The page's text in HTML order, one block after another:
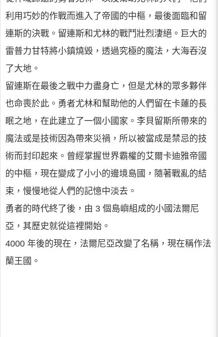
利用巧妙的作戰而進入了帝國的中樞，最後面臨和留
連斯的決戰。留連斯和尤林的戰鬥壯烈淒絕。巨大的
雷普力甘特將小鎮燒毀，透過究極的魔法，大海吞沒
了大地。
留連斯在最後之戰中力盡身亡，但是尤林的眾多夥伴
也命喪於此。勇者尤林和幫助他的人們留在卡蓮的長
眠之地，在此建立了一個小國家。李貝留斯所帶來的
魔法或是技術因為帶來災禍，所以被當成是禁忌的技
術而封印起來。曾經掌握世界霸權的艾爾卡迪雅帝國
的中樞，現在變成了小小的邊境島國，隨著戰亂的結
束，慢慢地從人們的記憶中淡去。
勇者的時代終了後，由 3 個島嶼組成的小國法爾尼
亞，其歷史就從這裡開始。
4000 年後的現在，法爾尼亞改變了名稱，現在稱作法
蘭王國。